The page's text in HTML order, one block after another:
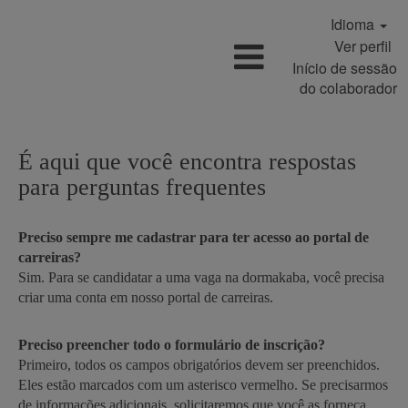
Idioma
Ver perfil
Início de sessão
do colaborador
É aqui que você encontra respostas
para perguntas frequentes
Preciso sempre me cadastrar para ter acesso ao portal de
carreiras?
Sim. Para se candidatar a uma vaga na dormakaba, você precisa
criar uma conta em nosso portal de carreiras.
Preciso preencher todo o formulário de inscrição?
Primeiro, todos os campos obrigatórios devem ser preenchidos.
Eles estão marcados com um asterisco vermelho. Se precisarmos
de informações adicionais, solicitaremos que você as forneça